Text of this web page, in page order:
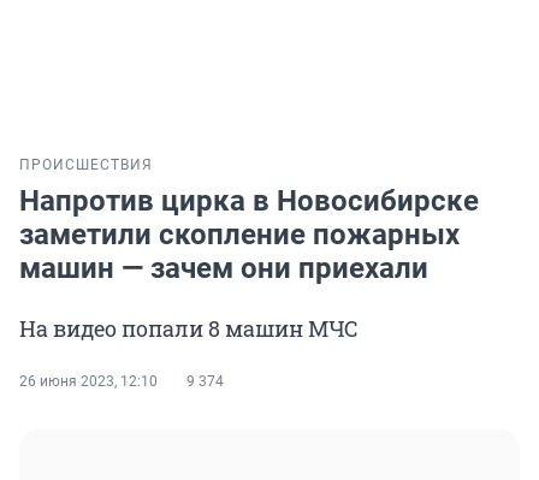
ПРОИСШЕСТВИЯ
Напротив цирка в Новосибирске
заметили скопление пожарных
машин — зачем они приехали
На видео попали 8 машин МЧС
26 июня 2023, 12:10 9 374